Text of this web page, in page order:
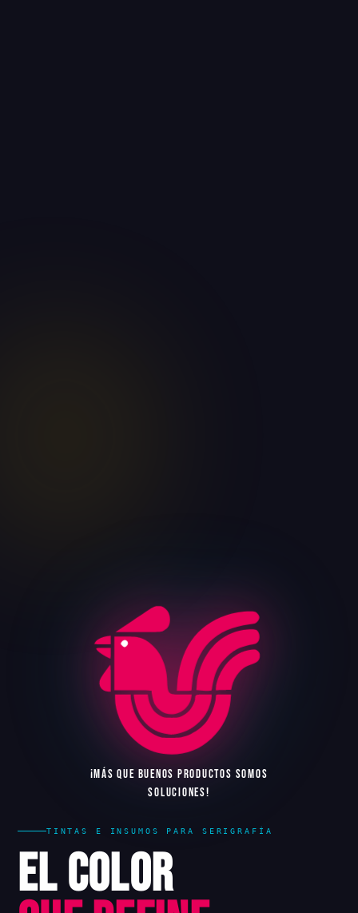
TINTAS E INSUMOS PARA SERIGRAFÍA
El Color
¡MÁS QU E BU ENOS P RO DUCTOS SO M OS
SO LUC O N ES!